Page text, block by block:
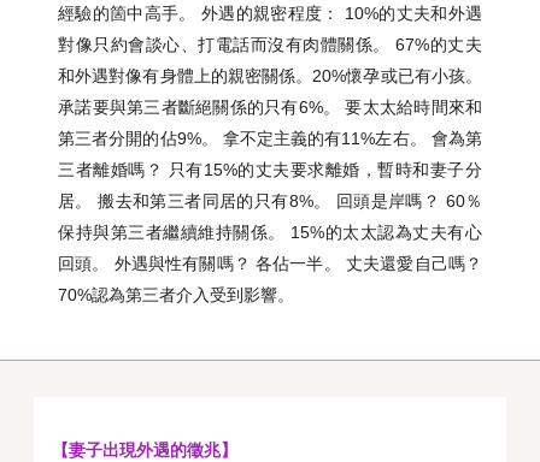
經驗的箇中高手。 外遇的親密程度： 10%的丈夫和外遇
對像只約會談心、打電話而沒有肉體關係。 67%的丈夫
和外遇對像有身體上的親密關係。20%懷孕或已有小孩。
承諾要與第三者斷絕關係的只有6%。 要太太給時間來和
第三者分開的佔9%。 拿不定主義的有11%左右。 會為第
三者離婚嗎？ 只有15%的丈夫要求離婚，暫時和妻子分
居。 搬去和第三者同居的只有8%。 回頭是岸嗎？ 60％
保持與第三者繼續維持關係。 15%的太太認為丈夫有心
回頭。 外遇與性有關嗎？ 各佔一半。 丈夫還愛自己嗎？
70%認為第三者介入受到影響。
【妻子出現外遇的徵兆】